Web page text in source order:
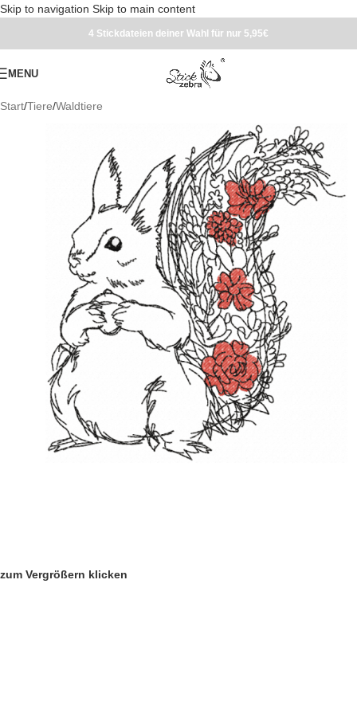
Skip to navigation Skip to main content
4 Stickdateien deiner Wahl für nur 5,95€
MENU
Start/Tiere/Waldtiere
zum Vergrößern klicken